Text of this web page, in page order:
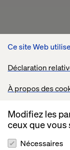
Ce site Web
Déclaration
À propos des
Modifiez les
ceux que
Nécessaires
Cas